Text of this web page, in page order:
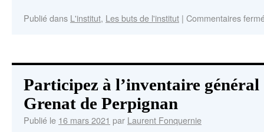
Publié dans L'institut, Les buts de l'institut | Commentaires
Participez à l’inventaire général
Grenat de Perpignan
Publié le 16 mars 2021 par Laurent Fonquernie